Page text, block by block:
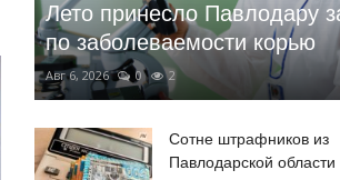
Лето принесло Павлодару
по заболеваемости корью
Авг 6, 2026 0 2
Сотне штрафников из
Павлодарской области